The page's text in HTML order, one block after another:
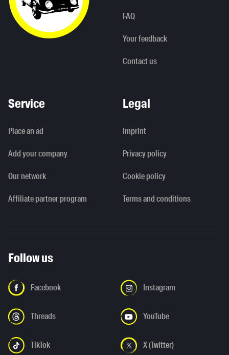
FAQ
Your feedback
Contact us
Service
Place an ad
Add your company
Our network
Affiliate partner program
Legal
Imprint
Privacy policy
Cookie policy
Terms and conditions
Follow us
Facebook Instagram
Threads YouTube
TikTok X (Twitter)